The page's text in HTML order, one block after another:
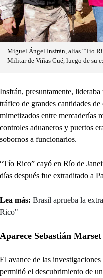
Miguel Ángel Insfrán, alias “Tío
Militar de Viñas Cué, luego de su
Insfrán, presuntamente,
tráfico de grandes cantidades
mimetizados entre mercaderías
controles aduaneros y puertos
sobornos a funcionarios.
“Tío Rico” cayó en Río de
días después fue extraditado a
Lea más: Brasil aprueba la
Rico"
Aparece Sebastián Marset
El avance de las
permitió el descubrimiento de